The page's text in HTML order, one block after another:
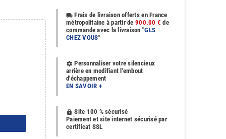
local_shippingFrais de livraison offerts en France
métropolitaine à partir de900.00 € de
commande avec la livraison "GLS
CHEZ VOUS"
settings Personnaliser votre silencieux
arrière en modifiant l'embout
d'échappement
EN SAVOIR +
https Site 100 % sécurisé
Paiement et site internet sécurisé par
certificat SSL